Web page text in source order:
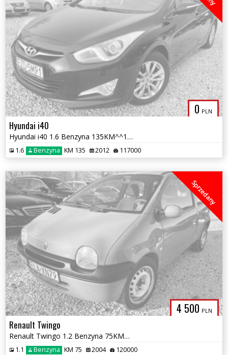
0 PLN
Hyundai i40
Hyundai i40 1.6 Benzyna 135KM^^117 Tys.km^^Navi^^Kamera^^Stan BDB^^201
1.6 Benzyna KM 135 2012 117000
4 500 PLN
Sprzedany
Renault Twingo
Renault Twingo 1.2 Benzyna 75KM^^126 tys.km^^2004rok^^BDB^
1.1 Benzyna KM 75 2004 120000